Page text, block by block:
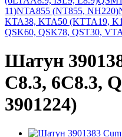
11)NTA855 (NT855, NH220)
KTA38, KTA50 (KTTA19,
QSK60, QSK78, QST30,
Шатун
C8.3, 6C8.3,
3901224)